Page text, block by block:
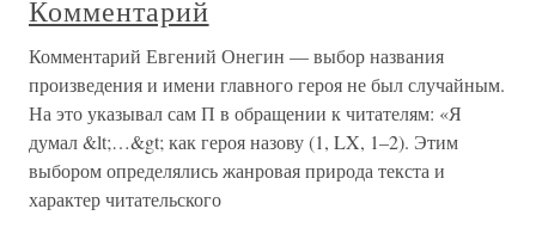
Комментарий
Комментарий Евгений Онегин — выбор названия
произведения и имени главного героя не был случайным.
На это указывал сам П в обращении к читателям: «Я
думал &lt;…&gt; как героя назову (1, LX, 1–2). Этим
выбором определялись жанровая природа текста и
характер читательского